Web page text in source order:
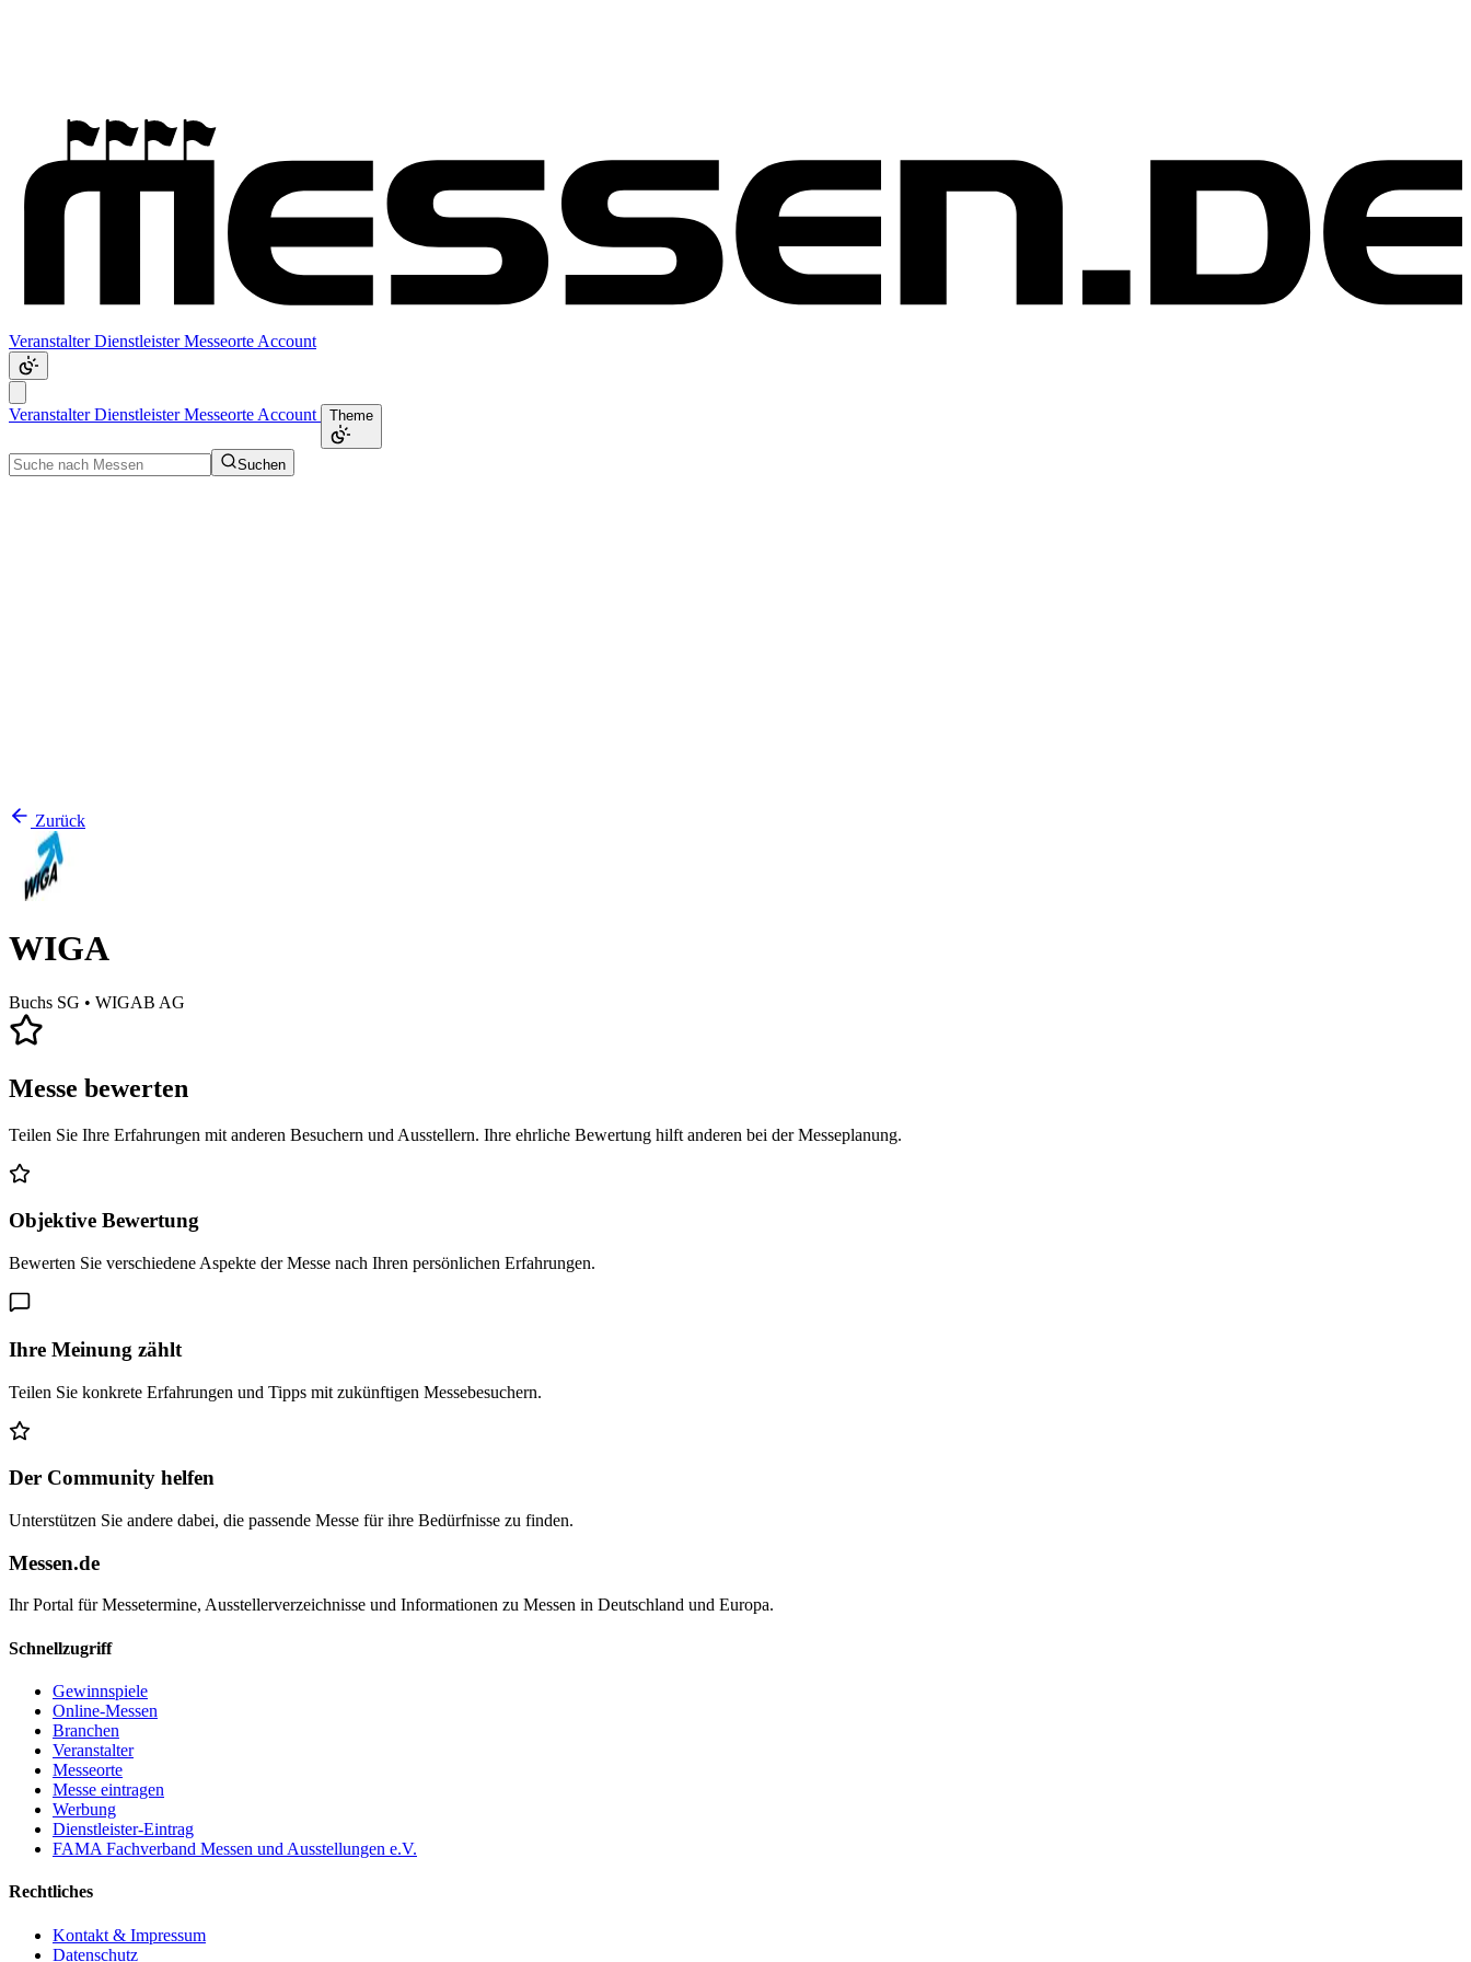
VeranstalterDienstleisterMesseorte Account
VeranstalterDienstleisterMesseorte Account Theme
Suchen
Zurück
WIGA
Buchs SG • WIGAB AG
Messe bewerten
Teilen Sie Ihre Erfahrungen mit anderen Besuchern und Ausstellern. Ihre ehrliche Bewertung hilft anderen bei der Messeplanung.
Objektive Bewertung
Bewerten Sie verschiedene Aspekte der Messe nach Ihren persönlichen Erfahrungen.
Ihre Meinung zählt
Teilen Sie konkrete Erfahrungen und Tipps mit zukünftigen Messebesuchern.
Der Community helfen
Unterstützen Sie andere dabei, die passende Messe für ihre Bedürfnisse zu finden.
Messen.de
Ihr Portal für Messetermine, Ausstellerverzeichnisse und Informationen zu Messen in Deutschland und Europa.
Schnellzugriff
Gewinnspiele
Online-Messen
Branchen
Veranstalter
Messeorte
Messe eintragen
Werbung
Dienstleister-Eintrag
FAMA Fachverband Messen und Ausstellungen e.V.
Rechtliches
Kontakt & Impressum
Datenschutz